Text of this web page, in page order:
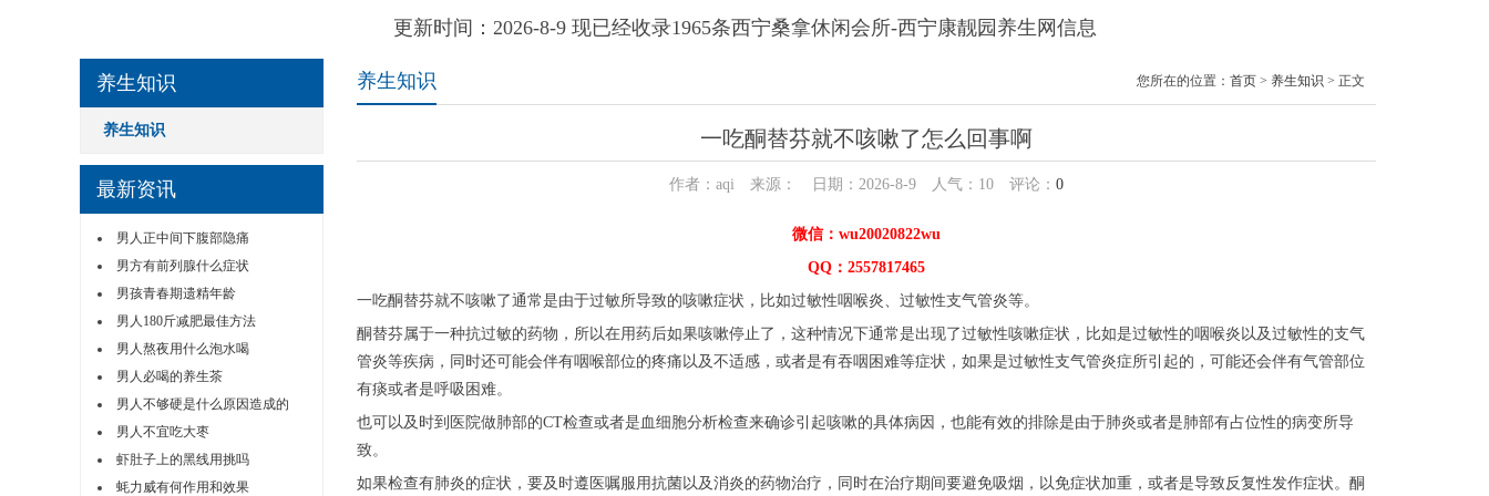
更新时间：2026-8-9 现已经收录1965条西宁桑拿休闲会所-西宁康靓园养生网信息
养生知识
养生知识
最新资讯
男人正中间下腹部隐痛
男方有前列腺什么症状
男孩青春期遗精年龄
男人180斤减肥最佳方法
男人熬夜用什么泡水喝
男人必喝的养生茶
男人不够硬是什么原因造成的
男人不宜吃大枣
虾肚子上的黑线用挑吗
蚝力威有何作用和效果
养生知识 您所在的位置： 首页 > 养生知识 > 正文
一吃酮替芬就不咳嗽了怎么回事啊
作者：aqi 来源： 日期：2026-8-9 人气： 10 评论： 0
微信：wu20020822wu
QQ：2557817465
一吃酮替芬就不咳嗽了通常是由于过敏所导致的咳嗽症状，比如过敏性咽喉炎、过敏性支气管炎等。
酮替芬属于一种抗过敏的药物，所以在用药后如果咳嗽停止了，这种情况下通常是出现了过敏性咳嗽症状，比如是过敏性的咽喉炎以及过敏性的支气
管炎等疾病，同时还可能会伴有咽喉部位的疼痛以及不适感，或者是有吞咽困难等症状，如果是过敏性支气管炎症所引起的，可能还会伴有气管部位
有痰或者是呼吸困难。
也可以及时到医院做肺部的CT检查或者是血细胞分析检查来确诊引起咳嗽的具体病因，也能有效的排除是由于肺炎或者是肺部有占位性的病变所导
致。
如果检查有肺炎的症状，要及时遵医嘱服用抗菌以及消炎的药物治疗，同时在治疗期间要避免吸烟，以免症状加重，或者是导致反复性发作症状。酮